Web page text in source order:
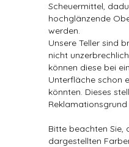
Scheuermittel,
hochglänzende
werden.
Unsere Teller sind
nicht
können diese bei
Unterfläche schon
könnten. Dieses
Reklamationsgrund
Bitte beachten Sie,
dargestellten